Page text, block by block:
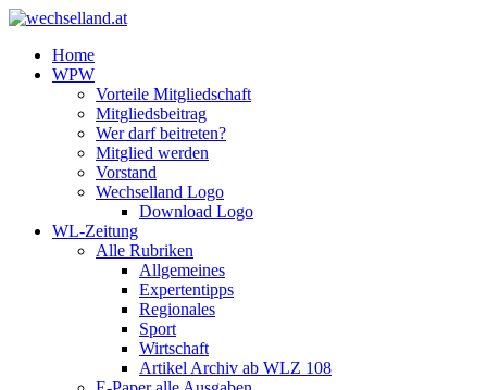
Home
WPW
Vorteile Mitgliedschaft
Mitgliedsbeitrag
Wer darf beitreten?
Mitglied werden
Vorstand
Wechselland Logo
Download Logo
WL-Zeitung
Alle Rubriken
Allgemeines
Expertentipps
Regionales
Sport
Wirtschaft
Artikel Archiv ab WLZ 108